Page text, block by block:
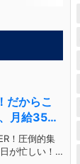
だからこ
月給35万
！圧倒的集
が忙しい！